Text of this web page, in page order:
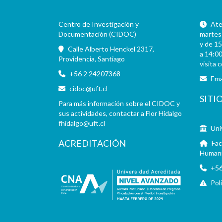
Centro de Investigación y
Documentación (CIDOC)
Calle Alberto Henckel 2317,
Providencia, Santiago
+56 2 24207368
cidoc@uft.cl
Para más información sobre el CIDOC y
sus actividades, contactar a Flor Hidalgo
fhidalgo@uft.cl
ACREDITACIÓN
y de
a
visita